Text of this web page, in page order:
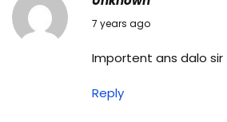
7 years ago16/05/2019
Importent ans dalo sir
Reply